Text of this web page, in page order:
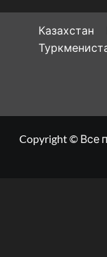
Казахстан
Copyright © Все